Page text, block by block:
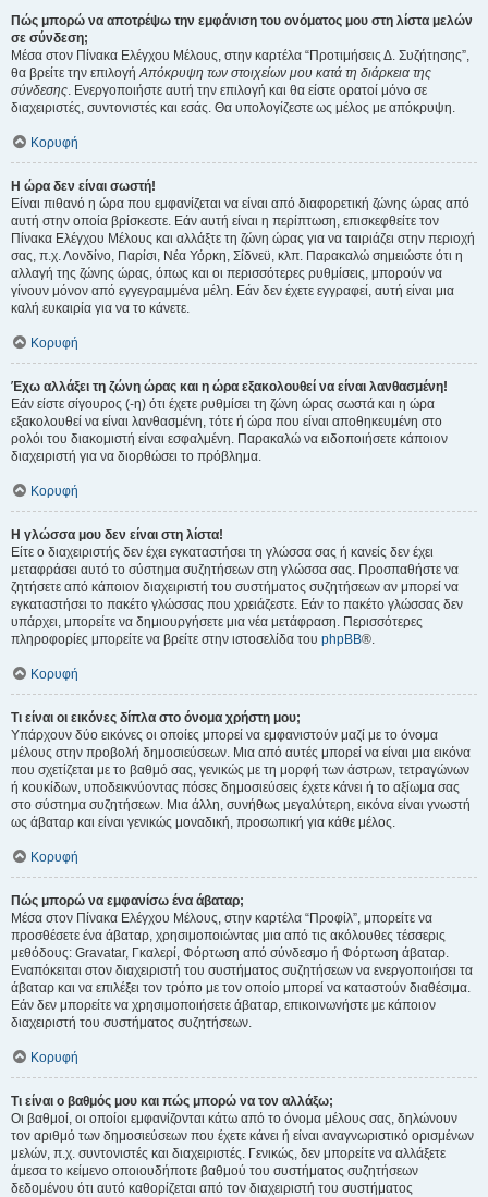
Πώς μπορώ να αποτρέψω την εμφάνιση του ονόματος μου στη λίστα μελών
σε σύνδεση;
Μέσα στον Πίνακα Ελέγχου Μέλους, στην καρτέλα “Προτιμήσεις Δ. Συζήτησης”,
θα βρείτε την επιλογήΑπόκρυψη των στοιχείων μου κατά τη διάρκεια της
σύνδεσης. Ενεργοποιήστε αυτή την επιλογή και θα είστε ορατοί μόνο σε
διαχειριστές, συντονιστές και εσάς. Θα υπολογίζεστε ως μέλος με απόκρυψη.
Κορυφή
Η ώρα δεν είναι σωστή!
Είναι πιθανό η ώρα που εμφανίζεται να είναι από διαφορετική ζώνης ώρας από
αυτή στην οποία βρίσκεστε. Εάν αυτή είναι η περίπτωση, επισκεφθείτε τον
Πίνακα Ελέγχου Μέλους και αλλάξτε τη ζώνη ώρας για να ταιριάζει στην περιοχή
σας, π.χ. Λονδίνο, Παρίσι, Νέα Υόρκη, Σίδνεϋ, κλπ. Παρακαλώ σημειώστε ότι η
αλλαγή της ζώνης ώρας, όπως και οι περισσότερες ρυθμίσεις, μπορούν να
γίνουν μόνον από εγγεγραμμένα μέλη. Εάν δεν έχετε εγγραφεί, αυτή είναι μια
καλή ευκαιρία για να το κάνετε.
Κορυφή
Έχω αλλάξει τη ζώνη ώρας και η ώρα εξακολουθεί να είναι λανθασμένη!
Εάν είστε σίγουρος (-η) ότι έχετε ρυθμίσει τη ζώνη ώρας σωστά και η ώρα
εξακολουθεί να είναι λανθασμένη, τότε ή ώρα που είναι αποθηκευμένη στο
ρολόι του διακομιστή είναι εσφαλμένη. Παρακαλώ να ειδοποιήσετε κάποιον
διαχειριστή για να διορθώσει το πρόβλημα.
Κορυφή
Η γλώσσα μου δεν είναι στη λίστα!
Είτε ο διαχειριστής δεν έχει εγκαταστήσει τη γλώσσα σας ή κανείς δεν έχει
μεταφράσει αυτό το σύστημα συζητήσεων στη γλώσσα σας. Προσπαθήστε να
ζητήσετε από κάποιον διαχειριστή του συστήματος συζητήσεων αν μπορεί να
εγκαταστήσει το πακέτο γλώσσας που χρειάζεστε. Εάν το πακέτο γλώσσας δεν
υπάρχει, μπορείτε να δημιουργήσετε μια νέα μετάφραση. Περισσότερες
πληροφορίες μπορείτε να βρείτε στην ιστοσελίδα του phpBB®.
Κορυφή
Τι είναι οι εικόνες δίπλα στο όνομα χρήστη μου;
Υπάρχουν δύο εικόνες οι οποίες μπορεί να εμφανιστούν μαζί με το όνομα
μέλους στην προβολή δημοσιεύσεων. Μια από αυτές μπορεί να είναι μια εικόνα
που σχετίζεται με το βαθμό σας, γενικώς με τη μορφή των άστρων, τετραγώνων
ή κουκίδων, υποδεικνύοντας πόσες δημοσιεύσεις έχετε κάνει ή το αξίωμα σας
στο σύστημα συζητήσεων. Μια άλλη, συνήθως μεγαλύτερη, εικόνα είναι γνωστή
ως άβαταρ και είναι γενικώς μοναδική, προσωπική για κάθε μέλος.
Κορυφή
Πώς μπορώ να εμφανίσω ένα άβαταρ;
Μέσα στον Πίνακα Ελέγχου Μέλους, στην καρτέλα “Προφίλ”, μπορείτε να
προσθέσετε ένα άβαταρ, χρησιμοποιώντας μια από τις ακόλουθες τέσσερις
μεθόδους: Gravatar, Γκαλερί, Φόρτωση από σύνδεσμο ή Φόρτωση άβαταρ.
Εναπόκειται στον διαχειριστή του συστήματος συζητήσεων να ενεργοποιήσει τα
άβαταρ και να επιλέξει τον τρόπο με τον οποίο μπορεί να καταστούν διαθέσιμα.
Εάν δεν μπορείτε να χρησιμοποιήσετε άβαταρ, επικοινωνήστε με κάποιον
διαχειριστή του συστήματος συζητήσεων.
Κορυφή
Τι είναι ο βαθμός μου και πώς μπορώ να τον αλλάξω;
Οι βαθμοί, οι οποίοι εμφανίζονται κάτω από το όνομα μέλους σας, δηλώνουν
τον αριθμό των δημοσιεύσεων που έχετε κάνει ή είναι αναγνωριστικό ορισμένων
μελών, π.χ. συντονιστές και διαχειριστές. Γενικώς, δεν μπορείτε να αλλάξετε
άμεσα το κείμενο οποιουδήποτε βαθμού του συστήματος συζητήσεων
δεδομένου ότι αυτό καθορίζεται από τον διαχειριστή του συστήματος